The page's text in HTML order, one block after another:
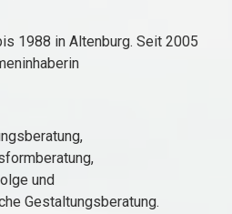
1988 in Altenburg. Seit 2005
und
Gestaltungsberatung.